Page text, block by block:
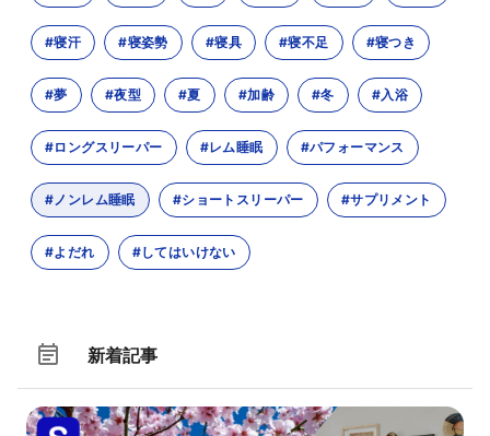
#寝汗 #寝姿勢 #寝具 #寝不足 #寝つき
#夢 #夜型 #夏 #加齢 #冬 #入浴
#ロングスリーパー #レム睡眠 #パフォーマンス
#ノンレム睡眠 #ショートスリーパー #サプリメント
#よだれ #してはいけない
新着記事